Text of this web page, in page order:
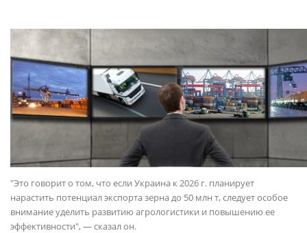
"Это говорит о том, что если Украина к 2026 г. планирует
нарастить потенциал экспорта зерна до 50 млн т, следует особое
внимание уделить развитию агрологистики и повышению ее
эффективности", — сказал он.